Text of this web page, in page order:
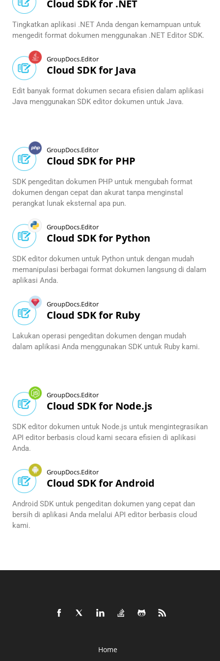
Cloud SDK for .NET
Tingkatkan aplikasi .NET Anda dengan kemampuan untuk
mengedit format dokumen menggunakan .NET Editor SDK.
GroupDocs.Editor
Cloud SDK for Java
Edit banyak format dokumen secara efisien dalam aplikasi
Java menggunakan SDK editor dokumen untuk Java.
GroupDocs.Editor
Cloud SDK for PHP
SDK pengeditan dokumen PHP untuk mengubah format
dokumen dengan cepat dan akurat tanpa menginstal
perangkat lunak eksternal apa pun.
GroupDocs.Editor
Cloud SDK for Python
SDK editor dokumen untuk Python untuk dengan mudah
memanipulasi berbagai format dokumen langsung di dalam
aplikasi Anda.
GroupDocs.Editor
Cloud SDK for Ruby
Lakukan operasi pengeditan dokumen dengan mudah
dalam aplikasi Anda menggunakan SDK untuk Ruby kami.
GroupDocs.Editor
Cloud SDK for Node.js
SDK editor dokumen untuk Node.js untuk mengintegrasikan
API editor berbasis cloud kami secara efisien di aplikasi
Anda.
GroupDocs.Editor
Cloud SDK for Android
Android SDK untuk pengeditan dokumen yang cepat dan
bersih di aplikasi Anda melalui API editor berbasis cloud
kami.
Home